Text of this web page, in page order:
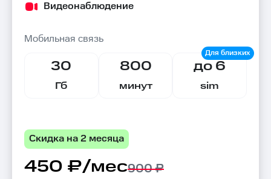
Видеонаблюдение
Мобильная связь
30
Гб
800
минут
до 6
sim
Скидка на 2 месяца
450 ₽/мес900 ₽